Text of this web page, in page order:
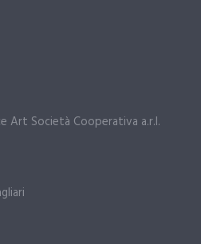
Art Società Cooperativa a.r.l.